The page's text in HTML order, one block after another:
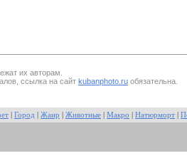
их авторам.
ссылка на сайт kubanphoto.ru обязательна.
Город Жанр Животные Макро Натюрморт